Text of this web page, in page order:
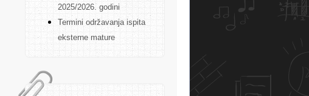
2025/2026. godini
Termini održavanja ispita
eksterne mature